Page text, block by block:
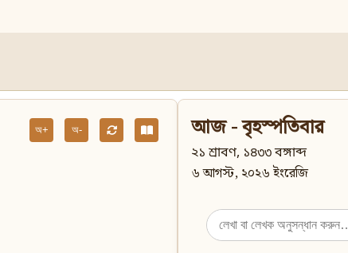
অ+ অ- আজ - বৃহস্পতিবার
২১ শ্রাবণ, ১৪৩৩ বঙ্গাব্দ
৬ আগস্ট, ২০২৬ ইংরেজি
Search
for: